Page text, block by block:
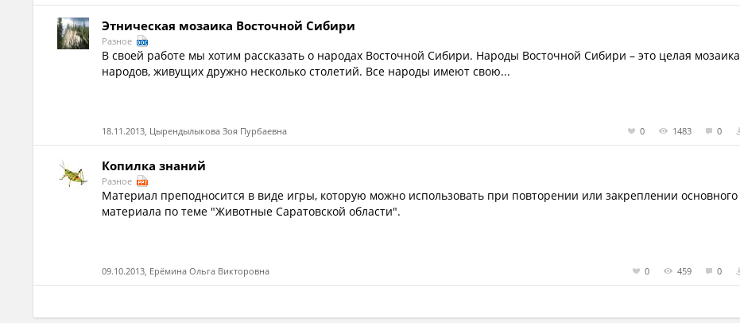
Этническая мозаика Восточной Сибири
Разное
В своей работе мы хотим рассказать о народах Восточной Сибири. Народы Восточной Сибири – это целая мозаика
народов, живущих дружно несколько столетий. Все народы имеют свою...
18.11.2013, Цырендылыкова Зоя Пурбаевна 0 1483 0
Копилка знаний
Разное
Материал преподносится в виде игры, которую можно использовать при повторении или закреплении основного
материала по теме "Животные Саратовской области".
09.10.2013, Ерёмина Ольга Викторовна 0 459 0